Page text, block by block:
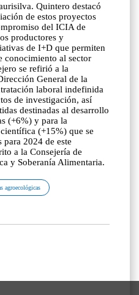
Quintero destacó
de estos proyectos
del ICIA de
productores y
de I+D que permiten
conocimiento al sector
se refirió a la
General de la
laboral indefinida
de investigación, así
destinadas al desarrollo
(+6%) y para la
(+15%) que se
para 2024 de este
a la Consejería de
y Soberanía Alimentaria.
agroecológicas